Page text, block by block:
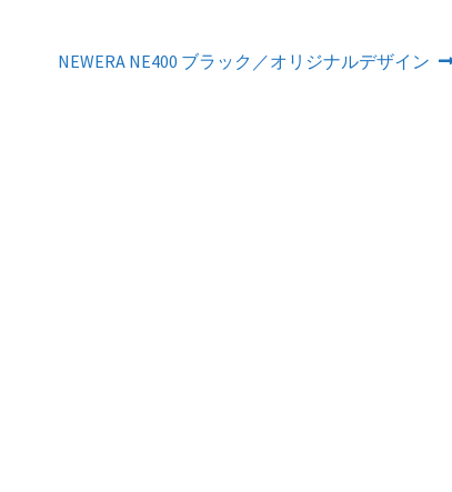
次
NEWERA NE400 ブラック／オリジナルデザイン